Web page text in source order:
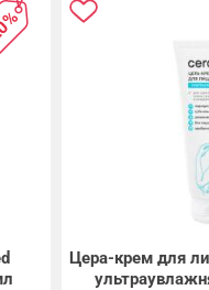
Цера-крем для